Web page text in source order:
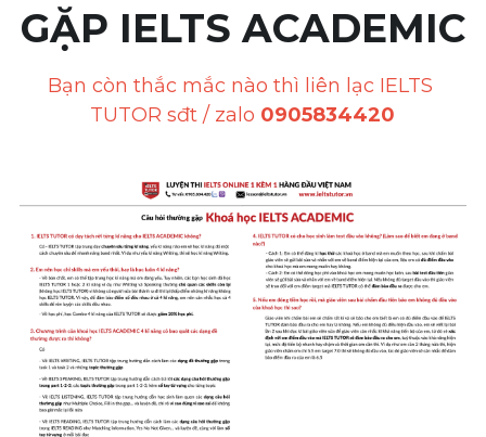
GẶP IELTS ACADEMIC
Bạn còn thắc mắc nào thì liên lạc IELTS
TUTOR sđt / zalo 0905834420